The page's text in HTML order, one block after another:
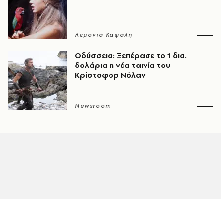
Λεμονιά Καψάλη
Οδύσσεια: Ξεπέρασε το 1 δισ.
δολάρια η νέα ταινία του
Κρίστοφορ Νόλαν
Newsroom